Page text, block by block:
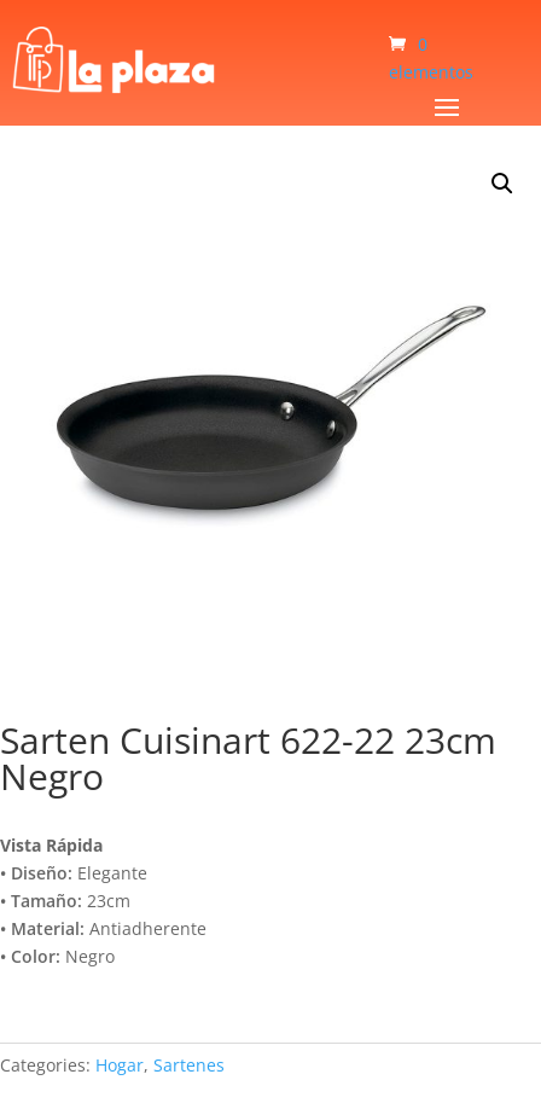
0
elementos
Sarten Cuisinart 622-22 23cm Negro
Sarten Cuisinart 622-22 23cm
Negro
Vista Rápida
• Diseño: Elegante
• Tamaño: 23cm
• Material: Antiadherente
• Color: Negro
Categories: Hogar, Sartenes